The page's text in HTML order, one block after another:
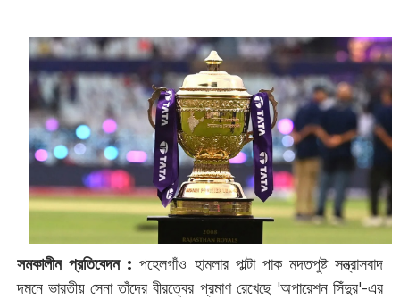
সমকালীন প্রতিবেদন : পহেলগাঁও হামলার পাল্টা পাক মদতপুষ্ট সন্ত্রাসবাদ
দমনে ভারতীয় সেনা তাঁদের বীরত্বের প্রমাণ রেখেছে 'অপারেশন সিঁদুর'-এর